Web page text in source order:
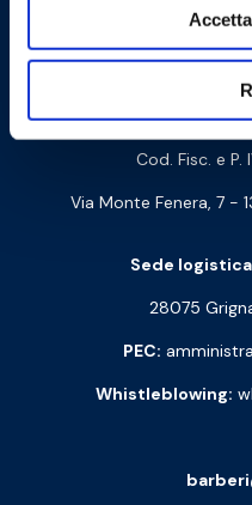
Barberi Rubinetterie
Cod. Fisc. e
Via Monte Fenera, 7 -
Sede
28075
PEC:
Whistleblowing: